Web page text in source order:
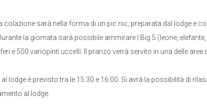
colazione sarà nella forma di un pic nic, preparata dal lodge e
la giornata sarà possibile ammirare I Big 5 (leone,
e 500 variopinti uccelli. Il pranzo verrà servito in una delle
al lodge è previsto tra le 15:30 e 16:00. Si avrà la possibilità di
al lodge.